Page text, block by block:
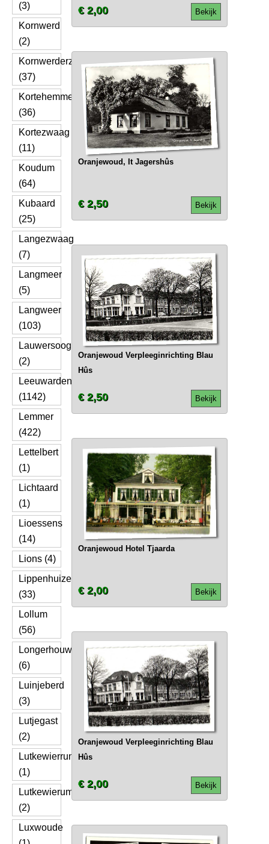
(3)
Kornwerd
(2)
Kornwerderzand
(37)
Kortehemmen
(36)
Kortezwaag
(11)
Koudum
(64)
Kubaard
(25)
Langezwaag
(7)
Langmeer
(5)
Langweer
(103)
Lauwersoog
(2)
Leeuwarden
(1142)
Lemmer
(422)
Lettelbert
(1)
Lichtaard
(1)
Lioessens
(14)
Lions (4)
Lippenhuizen
(33)
Lollum
(56)
Longerhouw
(6)
Luinjeberd
(3)
Lutjegast
(2)
Lutkewierrum
(1)
Lutkewierum
(2)
Luxwoude
Bekijk
€ 2,00
Oranjewoud, It Jagershûs
Bekijk
€ 2,50
Oranjewoud Verpleeginrichting Blau
Hûs
Bekijk
€ 2,50
Oranjewoud Hotel Tjaarda
Bekijk
€ 2,00
Oranjewoud Verpleeginrichting Blau
Hûs
Bekijk
€ 2,00